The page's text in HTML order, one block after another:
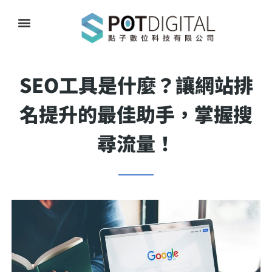
SEO工具是什麼？讓網站排
名提升的最佳助手，掌握搜
尋流量！